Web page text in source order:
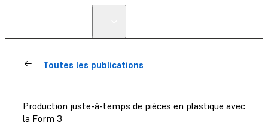
Toutes les publications
Production juste-à-temps de pièces en plastique avec
la Form 3